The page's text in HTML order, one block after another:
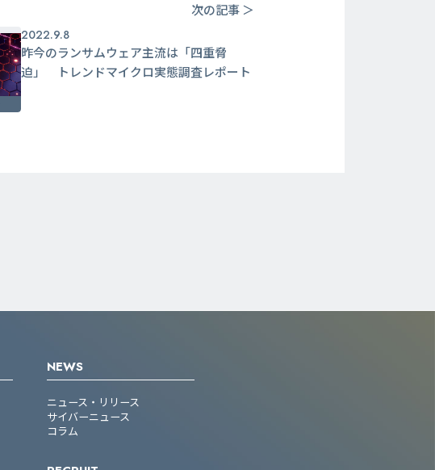
次の記事 ＞
2022.9.8
昨今のランサムウェア主流は「四重脅
迫」 トレンドマイクロ実態調査レポート
NEWS
ニュース・リリース
サイバーニュース
コラム